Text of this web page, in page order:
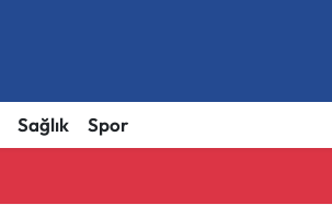
Sağlık Spor